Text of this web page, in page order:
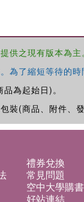
之現有版本為
了縮短等待的
為起始日)。
(商品、附件、
禮券兌換
常見問題
空中大學購書
好站連結